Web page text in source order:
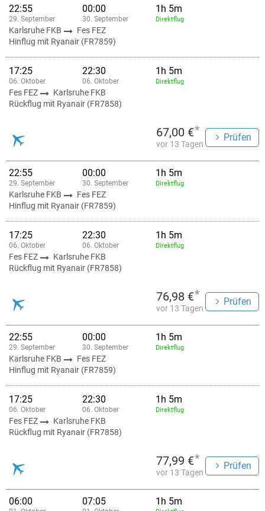
22:55
29. September
00:00
30. September
1h 5m
Direktflug
Karlsruhe FKB
Fes FEZ
Hinflug mit Ryanair (FR7859)
17:25
06. Oktober
22:30
06. Oktober
1h 5m
Direktflug
Fes FEZ
Karlsruhe FKB
Rückflug mit Ryanair (FR7858)
67,00 €*
vor 13 Tagen
Prüfen
22:55
29. September
00:00
30. September
1h 5m
Direktflug
Karlsruhe FKB
Fes FEZ
Hinflug mit Ryanair (FR7859)
17:25
06. Oktober
22:30
06. Oktober
1h 5m
Direktflug
Fes FEZ
Karlsruhe FKB
Rückflug mit Ryanair (FR7858)
76,98 €*
vor 13 Tagen
Prüfen
22:55
29. September
00:00
30. September
1h 5m
Direktflug
Karlsruhe FKB
Fes FEZ
Hinflug mit Ryanair (FR7859)
17:25
06. Oktober
22:30
06. Oktober
1h 5m
Direktflug
Fes FEZ
Karlsruhe FKB
Rückflug mit Ryanair (FR7858)
77,99 €*
vor 13 Tagen
Prüfen
06:00 07:05 1h 5m